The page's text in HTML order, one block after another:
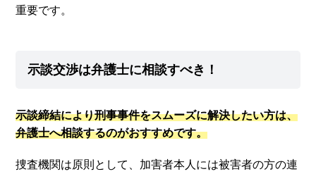
重要です。
示談交渉は弁護士に相談すべき！
示談締結により刑事事件をスムーズに解決したい方は、
弁護士へ相談するのがおすすめです。
捜査機関は原則として、加害者本人には被害者の方の連